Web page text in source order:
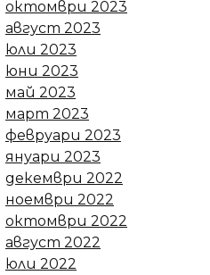
октомври 2023
август 2023
юли 2023
юни 2023
май 2023
март 2023
февруари 2023
януари 2023
декември 2022
ноември 2022
октомври 2022
август 2022
юли 2022